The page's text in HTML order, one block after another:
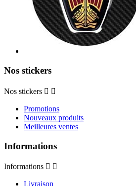
Nos stickers
Nos stickers  
Promotions
Nouveaux produits
Meilleures ventes
Informations
Informations  
Livraison